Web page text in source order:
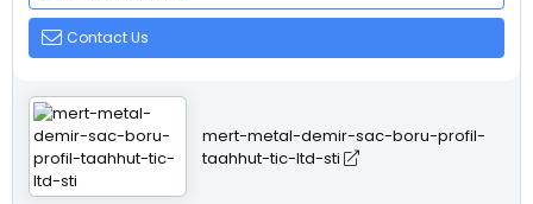
Contact Us
mert-metal-demir-sac-boru-profil-
taahhut-tic-ltd-sti